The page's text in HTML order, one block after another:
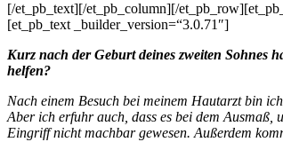
[/et_pb_text][/et_pb_column][/
[et_pb_text _builder_version=“3.0.71″]
Kurz nach der Geburt deines zweiten Sohnes
helfen?
Nach einem Besuch bei meinem Hautarzt bin
Aber ich erfuhr auch, dass es bei dem
Eingriff nicht machbar gewesen. Außerdem